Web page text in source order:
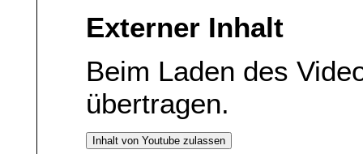
Externer Inhalt
Beim Laden des
übertragen.
Inhalt von Youtube zulassen